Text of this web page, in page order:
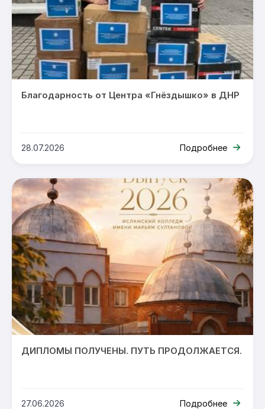
Благодарность от Центра «Гнёздышко» в ДНР
28.07.2026 Подробнее
ДИПЛОМЫ ПОЛУЧЕНЫ. ПУТЬ ПРОДОЛЖАЕТСЯ.
27.06.2026 Подробнее